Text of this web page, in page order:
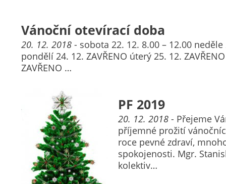
Vánoční otevírací doba
20. 12. 2018 - sobota 22. 12. 8.00 – 12.00 neděle
pondělí 24. 12. ZAVŘENO úterý 25. 12.
ZAVŘENO …
PF 2019
20. 12. 2018 - Přejeme
příjemné prožití
roce pevné zdraví,
spokojenosti. Mgr.
kolektiv…